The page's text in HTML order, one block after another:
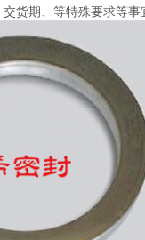
货期、等特殊要求等事